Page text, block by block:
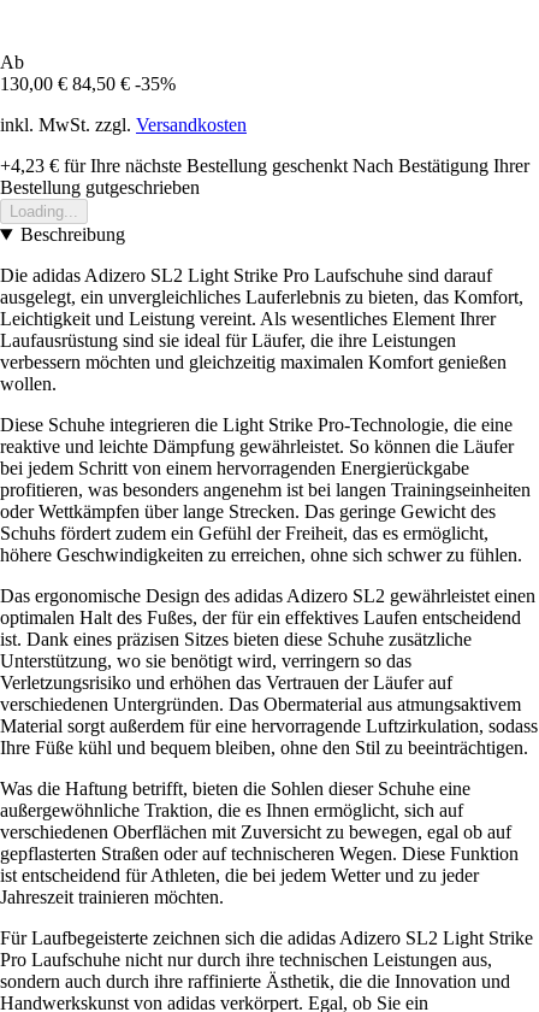
Ab
130,00 € 84,50 € -35%
inkl. MwSt. zzgl. Versandkosten
+4,23 € für Ihre nächste Bestellung geschenkt Nach Bestätigung Ihrer
Bestellung gutgeschrieben
Loading...
Beschreibung
Die adidas Adizero SL2 Light Strike Pro Laufschuhe sind darauf
ausgelegt, ein unvergleichliches Lauferlebnis zu bieten, das Komfort,
Leichtigkeit und Leistung vereint. Als wesentliches Element Ihrer
Laufausrüstung sind sie ideal für Läufer, die ihre Leistungen
verbessern möchten und gleichzeitig maximalen Komfort genießen
wollen.
Diese Schuhe integrieren die Light Strike Pro-Technologie, die eine
reaktive und leichte Dämpfung gewährleistet. So können die Läufer
bei jedem Schritt von einem hervorragenden Energierückgabe
profitieren, was besonders angenehm ist bei langen Trainingseinheiten
oder Wettkämpfen über lange Strecken. Das geringe Gewicht des
Schuhs fördert zudem ein Gefühl der Freiheit, das es ermöglicht,
höhere Geschwindigkeiten zu erreichen, ohne sich schwer zu fühlen.
Das ergonomische Design des adidas Adizero SL2 gewährleistet einen
optimalen Halt des Fußes, der für ein effektives Laufen entscheidend
ist. Dank eines präzisen Sitzes bieten diese Schuhe zusätzliche
Unterstützung, wo sie benötigt wird, verringern so das
Verletzungsrisiko und erhöhen das Vertrauen der Läufer auf
verschiedenen Untergründen. Das Obermaterial aus atmungsaktivem
Material sorgt außerdem für eine hervorragende Luftzirkulation, sodass
Ihre Füße kühl und bequem bleiben, ohne den Stil zu beeinträchtigen.
Was die Haftung betrifft, bieten die Sohlen dieser Schuhe eine
außergewöhnliche Traktion, die es Ihnen ermöglicht, sich auf
verschiedenen Oberflächen mit Zuversicht zu bewegen, egal ob auf
gepflasterten Straßen oder auf technischeren Wegen. Diese Funktion
ist entscheidend für Athleten, die bei jedem Wetter und zu jeder
Jahreszeit trainieren möchten.
Für Laufbegeisterte zeichnen sich die adidas Adizero SL2 Light Strike
Pro Laufschuhe nicht nur durch ihre technischen Leistungen aus,
sondern auch durch ihre raffinierte Ästhetik, die die Innovation und
Handwerkskunst von adidas verkörpert. Egal, ob Sie ein